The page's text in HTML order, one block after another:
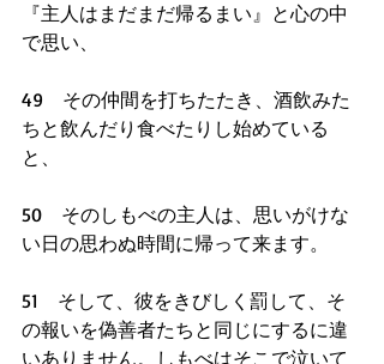
『主人はまだまだ帰るまい』と心の中
で思い、
49　その仲間を打ちたたき、酒飲みた
ちと飲んだり食べたりし始めている
と、
50　そのしもべの主人は、思いがけな
い日の思わぬ時間に帰って来ます。
51　そして、彼をきびしく罰して、そ
の報いを偽善者たちと同じにするに違
いありません。しもべはそこで泣いて